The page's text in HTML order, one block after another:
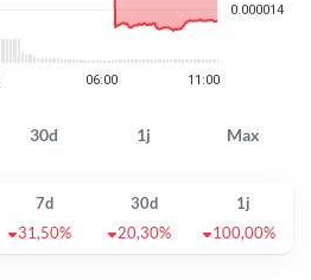
30d 1j Max
7d 30d
1j
31,50% 20,30% 100,00%